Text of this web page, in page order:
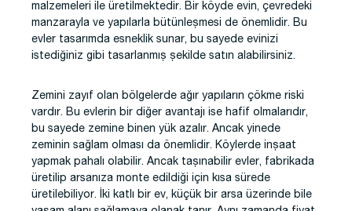
malzemeleri ile üretilmektedir. Bir köyde evin, çevredeki
manzarayla ve yapılarla bütünleşmesi de önemlidir. Bu
evler tasarımda esneklik sunar, bu sayede evinizi
istediğiniz gibi tasarlanmış şekilde satın alabilirsiniz.
Zemini zayıf olan bölgelerde ağır yapıların çökme riski
vardır. Bu evlerin bir diğer avantajı ise hafif olmalarıdır,
bu sayede zemine binen yük azalır. Ancak yinede
zeminin sağlam olması da önemlidir. Köylerde inşaat
yapmak pahalı olabilir. Ancak taşınabilir evler, fabrikada
üretilip arsanıza monte edildiği için kısa sürede
üretilebiliyor. İki katlı bir ev, küçük bir arsa üzerinde bile